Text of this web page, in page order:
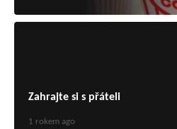
Zahrajte si s přáteli
1 rokem ago